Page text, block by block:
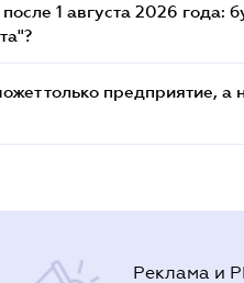
1 августа 2026 года:
только предприятие, а
Реклама и